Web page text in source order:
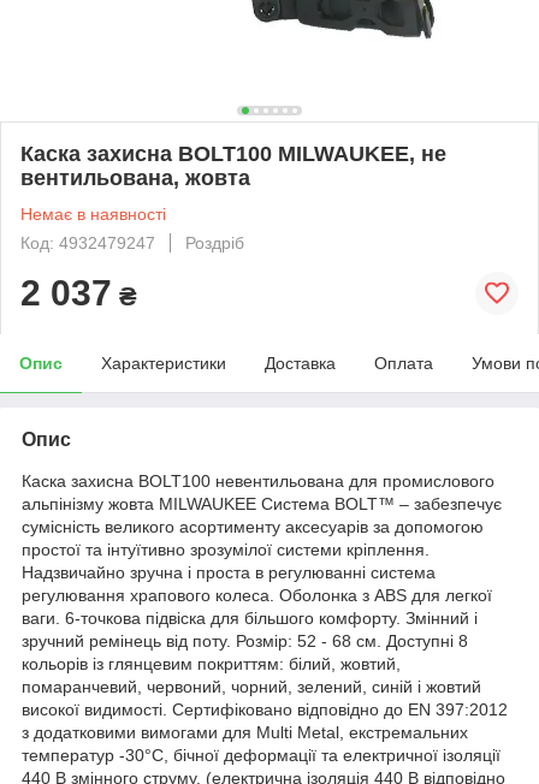
Каска захисна BOLT100 MILWAUKEE, не
вентильована, жовта
Немає в наявності
Код: 4932479247
Роздріб
2 037 ₴
Опис Характеристики Доставка Оплата Умови
Опис
Каска захисна BOLT100 невентильована для промислового
альпінізму жовта MILWAUKEE Система BOLT™ – забезпечує
сумісність великого асортименту аксесуарів за допомогою
простої та інтуїтивно зрозумілої системи кріплення.
Надзвичайно зручна і проста в регулюванні система
регулювання храпового колеса. Оболонка з ABS для легкої
ваги. 6-точкова підвіска для більшого комфорту. Змінний і
зручний ремінець від поту. Розмір: 52 - 68 см. Доступні 8
кольорів із глянцевим покриттям: білий, жовтий,
помаранчевий, червоний, чорний, зелений, синій і жовтий
високої видимості. Сертифіковано відповідно до EN 397:2012
з додатковими вимогами для Multi Metal, екстремальних
температур -30°C, бічної деформації та електричної ізоляції
440 В змінного струму. (електрична ізоляція 440 В відповідно